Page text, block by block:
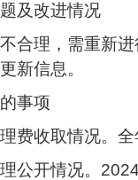
及改进情况
合理，需重新
新信息。
事项
理费收取情况。
理公开情况。